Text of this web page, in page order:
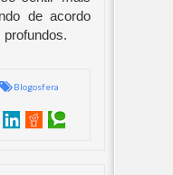
de acordo
Blogosfera